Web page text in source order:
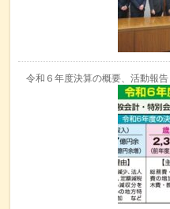
令和６年度決算の概要、活動報告